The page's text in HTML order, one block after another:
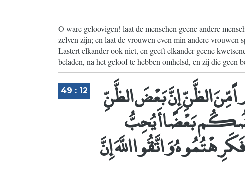
O ware geloovigen! laat de menschen geene andere
zelven zijn; en laat de vrouwen even min andere vrouwen
Lastert elkander ook niet, en geeft elkander geene
beladen, na het geloof te hebben omhelsd, en zij die geen
49 : 12 مِّنَ الظَّنِّ إِنَّ بَعْضَ الظَّنِّ
بَعْضًا أَيُحِبُّ
وَاتَّقُوا اللَّهَ إِنَّ